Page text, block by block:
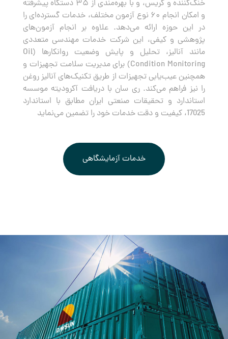
خنک‌کننده و گریس، و با بهره‌مندی از ۳۵ دستگاه پیشرفته
و امکان انجام ۶۰ نوع آزمون مختلف، خدمات گسترده‌ای را
در این حوزه ارائه می‌دهد. علاوه بر انجام آزمون‌های
پژوهشی و کیفی، این شرکت خدمات مهندسی متعددی
مانند آنالیز، تحلیل و پایش وضعیت روانکارها (Oil
Condition Monitoring) برای مدیریت سلامت تجهیزات و
همچنین عیب‌یابی تجهیزات از طریق تکنیک‌های آنالیز روغن
را نیز فراهم می‌کند. ری سان با دریافت آکرودیته موسسه
استاندارد و تحقیقات صنعتی ایران مطابق با استاندارد
17025، کیفیت و دقت خدمات خود را تضمین می‌نماید
خدمات آزمایشگاهی